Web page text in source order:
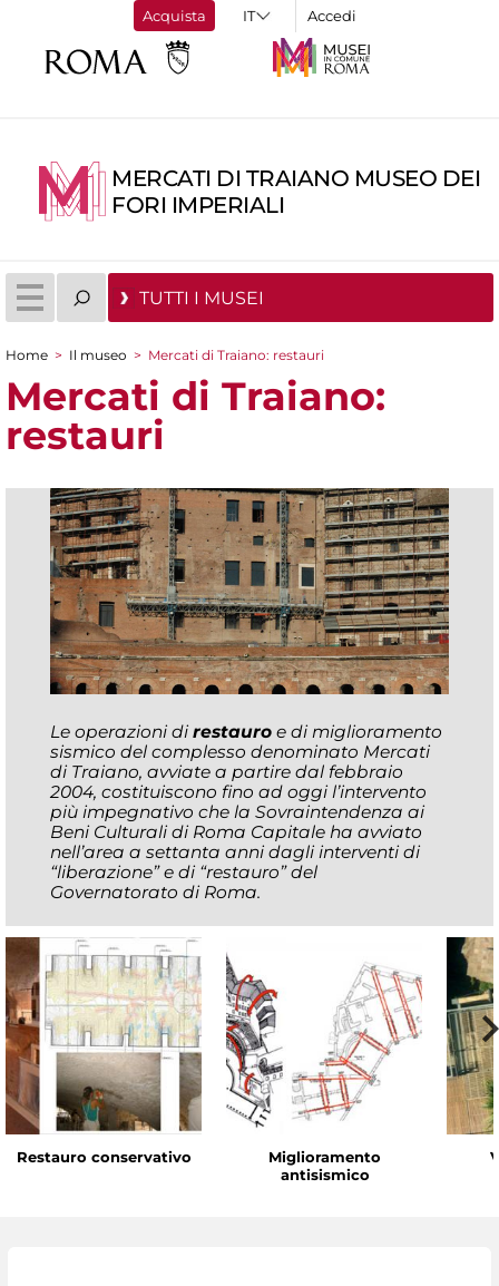
Acquista Accedi
MERCATI DI TRAIANO MUSEO DEI
FORI IMPERIALI
TUTTI I MUSEI
Tu sei qui
Home > Il museo > Mercati di Traiano: restauri
Mercati di Traiano:
restauri
Le operazioni di restauro e di miglioramento
sismico del complesso denominato Mercati
di Traiano, avviate a partire dal febbraio
2004, costituiscono fino ad oggi l’intervento
più impegnativo che la Sovraintendenza ai
Beni Culturali di Roma Capitale ha avviato
nell’area a settanta anni dagli interventi di
“liberazione” e di “restauro” del
Governatorato di Roma.
Restauro conservativo
Miglioramento
antisismico